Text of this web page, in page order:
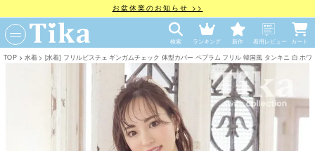
お盆休業のお知らせ >>
検索 ランキング 新作 着用レビュー カート
TOP 水着 [水着] フリルビスチェ ギンガムチェック 体型カバー ペプラム フリル 韓国風 タンキニ 白 ホ